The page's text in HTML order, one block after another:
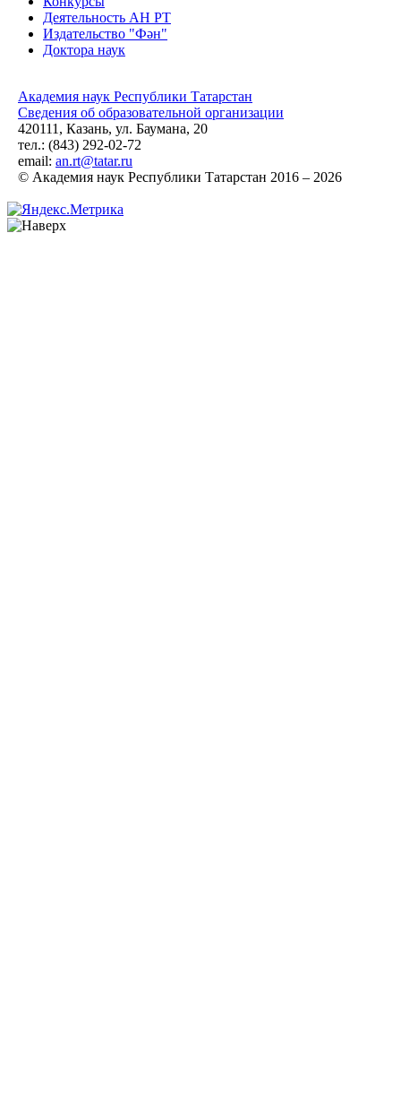
Деятельность АН РТ
Издательство "Фән"
Доктора наук
Академия наук Республики Татарстан
Сведения об образовательной организации
420111, Казань, ул. Баумана, 20
тел.: (843) 292-02-72
email: an.rt@tatar.ru
© Академия наук Республики Татарстан 2016 – 2026